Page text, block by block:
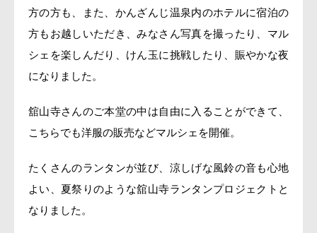
方の方も、また、かんざんじ温泉内のホテルに宿泊の
方もお越しいただき、みなさん写真を撮ったり、マル
シェを楽しんだり、けん玉に挑戦したり、賑やかな夜
になりました。
舘山寺さんのご本堂の中は自由に入ることができて、
こちらでも洋服の販売などマルシェを開催。
たくさんのランタンが並び、涼しげな風鈴の音も心地
よい、夏祭りのような舘山寺ランタンプロジェクトと
なりました。